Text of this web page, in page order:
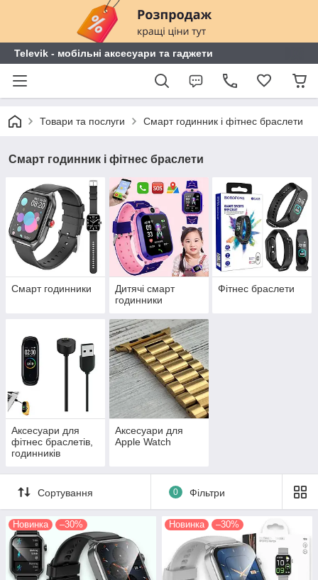
Televik - мобільні аксесуари та гаджети
Товари та послуги Смарт годинник і фітнес браслети
Смарт годинник і фітнес браслети
Смарт годинники
Дитячі смарт
годинники
Фітнес браслети
Аксесуари для
фітнес браслетів,
годинників
Аксесуари для
Apple Watch
Сортування 0 Фільтри
Новинка –30% Новинка –30%